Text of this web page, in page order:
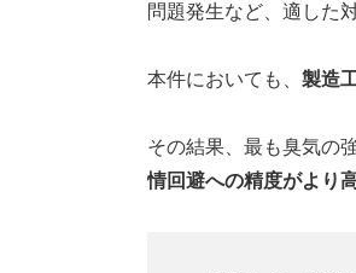
問題発生など、適した
本件においても、 製造
その結果、最も臭気の
情回避への精度がより